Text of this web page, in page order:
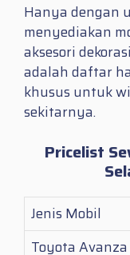
Hanya dengan
menyediakan
aksesori
adalah daftar
khusus untuk
sekitarnya.
Pricelist
Jenis Mobil
Toyota Avanza